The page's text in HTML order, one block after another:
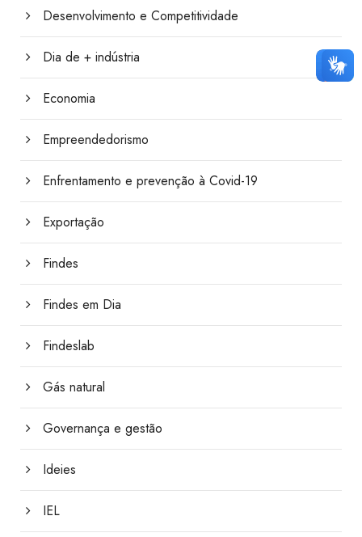
Desenvolvimento e Competitividade
Dia de + indústria
Economia
Empreendedorismo
Enfrentamento e prevenção à Covid-19
Exportação
Findes
Findes em Dia
Findeslab
Gás natural
Governança e gestão
Ideies
IEL